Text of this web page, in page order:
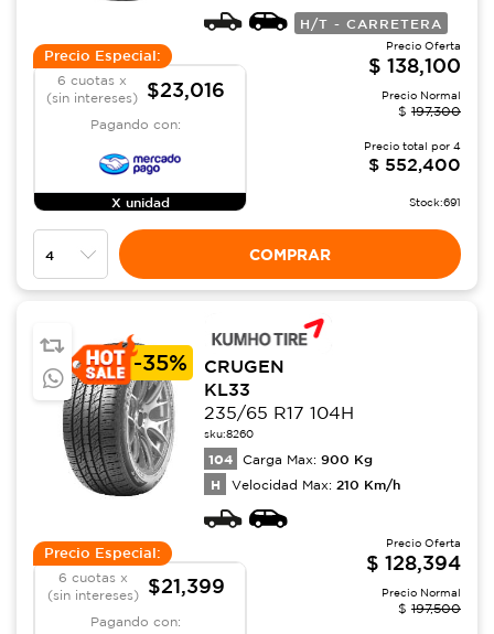
H/T - CARRETERA
Precio Especial:
6 cuotas x
(sin intereses)
$23,016
Pagando con:
X unidad
Precio Oferta
$ 138,100
Precio Normal
$ 197,300
Precio total por 4
$ 552,400
Stock:691
COMPRAR
-35%
CRUGEN
KL33
235/65 R17 104H
sku:8260
104 Carga Max: 900 Kg
H Velocidad Max: 210 Km/h
Precio Especial:
6 cuotas x
(sin intereses)
$21,399
Pagando con:
Precio Oferta
$ 128,394
Precio Normal
$ 197,500